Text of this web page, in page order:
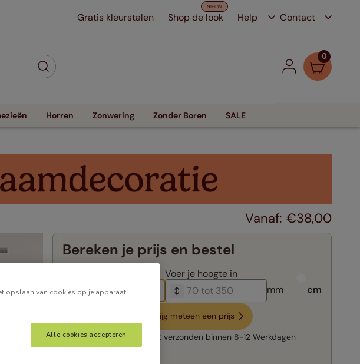
Gratis kleurstalen Shop de look Help Contact
0
Horren Zonwering Zonder Boren SALE
€38,00
Bereken je prijs en bestel
Voer je hoogte in
mm
cm
Krijg meteen een prijs
Snelle levering: verzonden binnen 8-12 Werkdagen
opslaan van cookies op je apparaat
Alle cookies accepteren